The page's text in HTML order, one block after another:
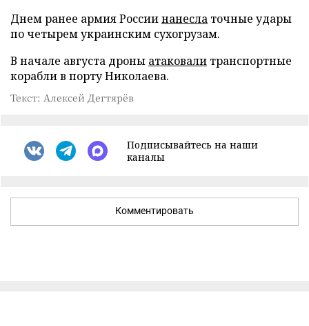
Днем ранее армия Россиинанесла точные удары
по четырем украинским сухогрузам.
В начале августа дроны атаковали транспортные
корабли в порту Николаева.
Текст: Алексей Дегтярёв
Подписывайтесь на наши
каналы
Комментировать